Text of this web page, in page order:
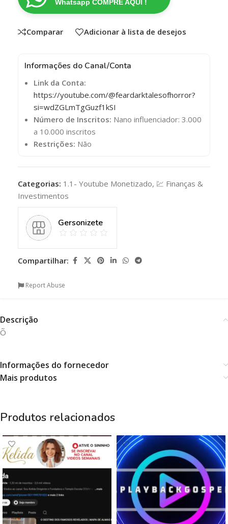
Whatsapp COMPRE AQUI !
Comparar Adicionar à lista de desejos
Informações do Canal/Conta
Link da Conta:
https://youtube.com/@feardarktalesofhorror?
si=wdZGLmTgGuzf1kSI
Número de Inscritos: Nano influenciador: 3.000
a 10.000 inscritos
Restrições: Não
Categorias: 1.1- Youtube Monetizado, 💹 Finanças &
Investimentos
Gersonizete
Compartilhar:
Report Abuse
Descrição
Õ
Informações do fornecedor
Mais produtos
Produtos relacionados